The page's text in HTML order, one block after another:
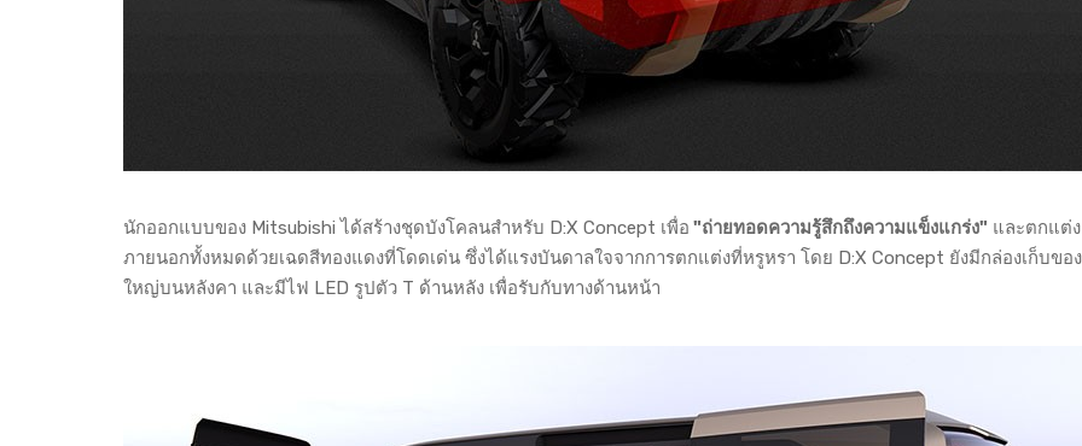
นักออกแบบของ Mitsubishi ได้สร้างชุดบังโคลนสำหรับ D:X Concept เพื่อ "ถ่ายทอดความรู้สึกถึงความแข็งแกร่ง" และตกแต่ง
ภายนอกทั้งหมดด้วยเฉดสีทองแดงที่โดดเด่น ซึ่งได้แรงบันดาลใจจากการตกแต่งที่หรูหรา โดย D:X Concept ยังมีกล่องเก็บขอ
ใหญ่บนหลังคา และมีไฟ LED รูปตัว T ด้านหลัง เพื่อรับกับทางด้านหน้า